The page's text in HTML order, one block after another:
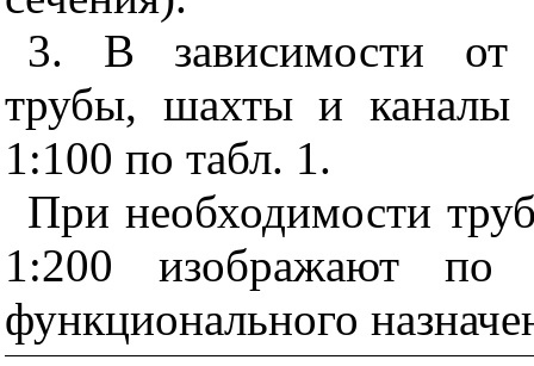
3. В зависимости от
трубы, шахты и каналы
1:100 по табл. 1.
При необходимости
1:200 изображают
функционального